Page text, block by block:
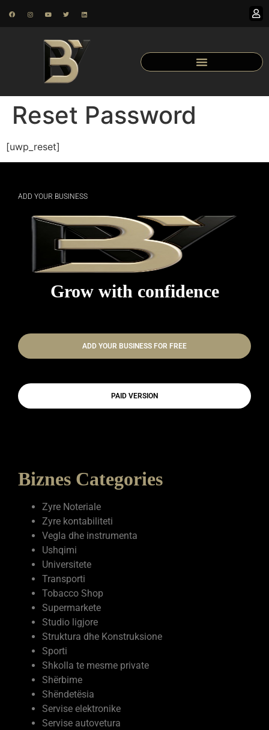
Reset Password
[uwp_reset]
ADD YOUR BUSINESS
Grow with confidence
ADD YOUR BUSINESS FOR FREE
PAID VERSION
Biznes Categories
Zyre Noteriale
Zyre kontabiliteti
Vegla dhe instrumenta
Ushqimi
Universitete
Transporti
Tobacco Shop
Supermarkete
Studio ligjore
Struktura dhe Konstruksione
Sporti
Shkolla te mesme private
Shërbime
Shëndetësia
Servise elektronike
Servise autovetura